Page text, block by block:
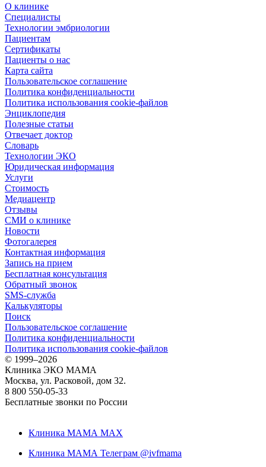
О клинике
Специалисты
Технологии эмбриологии
Пациентам
Сертификаты
Пациенты о нас
Карта сайта
Пользовательское соглашение
Политика конфиденциальности
Политика использования cookie-файлов
Энциклопедия
Полезные статьи
Отвечает доктор
Словарь
Технологии ЭКО
Юридическая информация
Услуги
Стоимость
Медиацентр
Отзывы
СМИ о клинике
Новости
Фотогалерея
Контактная информация
Запись на прием
Бесплатная консультация
Обратный звонок
SMS-служба
Калькуляторы
Поиск
Пользовательское соглашение
Политика конфиденциальности
Политика использования cookie-файлов
© 1999–2026
Клиника ЭКО МАМА
Москва, ул. Расковой, дом 32.
8 800 550-05-33
Бесплатные звонки по России
Клиника МАМА MAX
Клиника МАМА Телеграм @ivfmama